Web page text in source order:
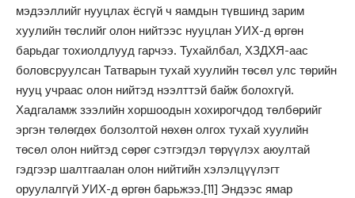
мэдээллийг нууцлах ёсгүй ч яамдын түвшинд зарим
хуулийн төслийг олон нийтээс нууцлан УИХ-д өргөн
барьдаг тохиолдлууд гарчээ. Тухайлбал, ХЗДХЯ-аас
боловсруулсан Татварын тухай хуулийн төсөл улс төрийн
нууц учраас олон нийтэд нээлттэй байж болохгүй.
Хадгаламж зээлийн хоршоодын хохирогчдод төлбөрийг
эргэн төлөгдөх болзолтой нөхөн олгох тухай хуулийн
төсөл олон нийтэд сөрөг сэтгэгдэл төрүүлэх аюултай
гэдгээр шалтгаалан олон нийтийн хэлэлцүүлэгт
оруулалгүй УИХ-д өргөн барьжээ.[11] Эндээс ямар